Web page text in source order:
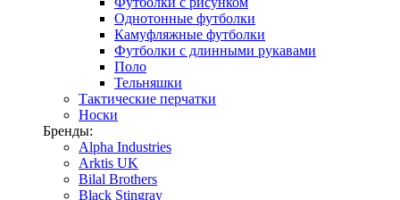
Однотонные футболки
Камуфляжные футболки
Футболки с длинными рукавами
Поло
Тельняшки
Тактические перчатки
Носки
Бренды:
Alpha Industries
Arktis UK
Bilal Brothers
Black Stingray